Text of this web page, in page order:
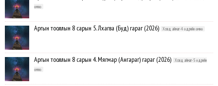
өмнө
Аргын тооллын 8 сарын 5. Лхагва (Буд) гараг (2026) Ховд аймаг-4 өдрийн өмнө
Аргын тооллын 8 сарын 4. Мягмар (Ангараг) гараг (2026)
Ховд аймаг-5 өдрийн
өмнө